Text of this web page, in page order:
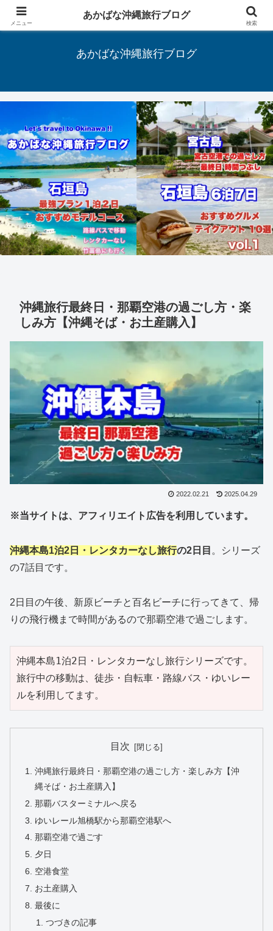
Let's travel to Okinawa !!
あかばな沖縄旅行ブログ
沖縄旅行最終日・那覇空港の過ごし方・楽
しみ方【沖縄そば・お土産購入】
2022.02.21 2025.04.29
※当サイトは、アフィリエイト広告を利用しています。
沖縄本島1泊2日・レンタカーなし旅行の2日目 。シリーズ
の7話目です。
2日目の午後、新原ビーチと百名ビーチに行ってきて、帰
りの飛行機まで時間があるので那覇空港で過ごします。
沖縄本島1泊2日・レンタカーなし旅行シリーズです。
旅行中の移動は、徒歩・自転車・路線バス・ゆいレー
ルを利用してます。
目次
沖縄旅行最終日・那覇空港の過ごし方・楽しみ方【沖
縄そば・お土産購入】
那覇バスターミナルへ戻る
ゆいレール旭橋駅から那覇空港駅へ
那覇空港で過ごす
夕日
空港食堂
お土産購入
最後に
つづきの記事
メニュー
あかばな沖縄旅行ブログ
検索